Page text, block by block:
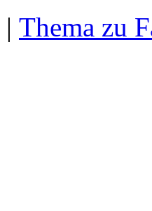
| Thema zu